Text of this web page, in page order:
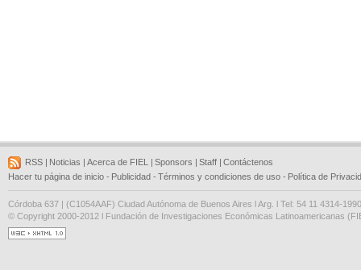
RSS | Noticias | Acerca de FIEL | Sponsors | Staff | Contáctenos
Hacer tu página de inicio - Publicidad - Términos y condiciones de uso - Política de
Córdoba 637 | (C1054AAF) Ciudad Autónoma de Buenos Aires l Arg. l Tel: 54 11 4314-1990
© Copyright 2000-2012 l Fundación de Investigaciones Económicas Latinoamericanas